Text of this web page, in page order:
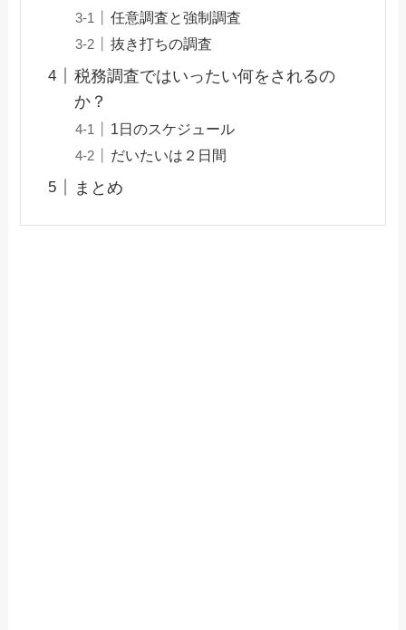
任意調査と強制調査
抜き打ちの調査
税務調査ではいったい何をされるの
か？
1日のスケジュール
だいたいは２日間
まとめ